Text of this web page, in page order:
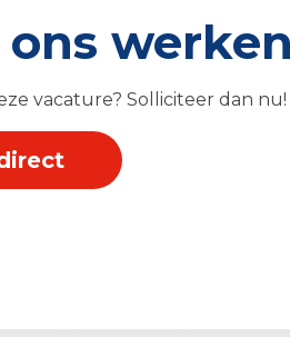
vacature? Solliciteer dan nu!